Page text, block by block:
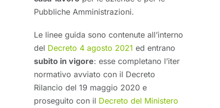
Pubbliche Amministrazioni.
Le linee guida sono contenute all’interno
del Decreto 4 agosto 2021 ed entrano
subito in vigore: esse completano l’iter
normativo avviato con il Decreto
Rilancio del 19 maggio 2020 e
proseguito con il Decreto del Ministero